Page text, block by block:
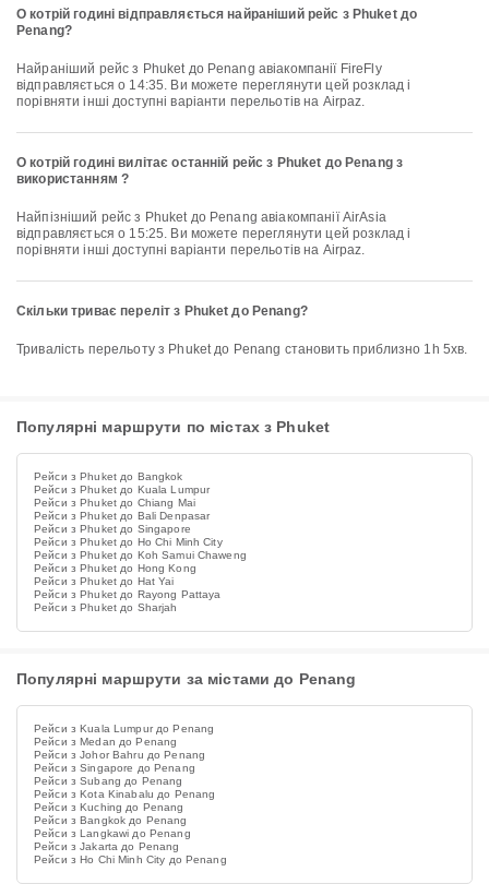
О котрій годині відправляється найраніший рейс з Phuket до
Penang?
Найраніший рейс з Phuket до Penang авіакомпанії FireFly
відправляється о 14:35. Ви можете переглянути цей розклад і
порівняти інші доступні варіанти перельотів на Airpaz.
О котрій годині вилітає останній рейс з Phuket до Penang з
використанням ?
Найпізніший рейс з Phuket до Penang авіакомпанії AirAsia
відправляється о 15:25. Ви можете переглянути цей розклад і
порівняти інші доступні варіанти перельотів на Airpaz.
Скільки триває переліт з Phuket до Penang?
Тривалість перельоту з Phuket до Penang становить приблизно 1h 5хв.
Популярні маршрути по містах з Phuket
Рейси з Phuket до Bangkok
Рейси з Phuket до Kuala Lumpur
Рейси з Phuket до Chiang Mai
Рейси з Phuket до Bali Denpasar
Рейси з Phuket до Singapore
Рейси з Phuket до Ho Chi Minh City
Рейси з Phuket до Koh Samui Chaweng
Рейси з Phuket до Hong Kong
Рейси з Phuket до Hat Yai
Рейси з Phuket до Rayong Pattaya
Рейси з Phuket до Sharjah
Популярні маршрути за містами до Penang
Рейси з Kuala Lumpur до Penang
Рейси з Medan до Penang
Рейси з Johor Bahru до Penang
Рейси з Singapore до Penang
Рейси з Subang до Penang
Рейси з Kota Kinabalu до Penang
Рейси з Kuching до Penang
Рейси з Bangkok до Penang
Рейси з Langkawi до Penang
Рейси з Jakarta до Penang
Рейси з Ho Chi Minh City до Penang